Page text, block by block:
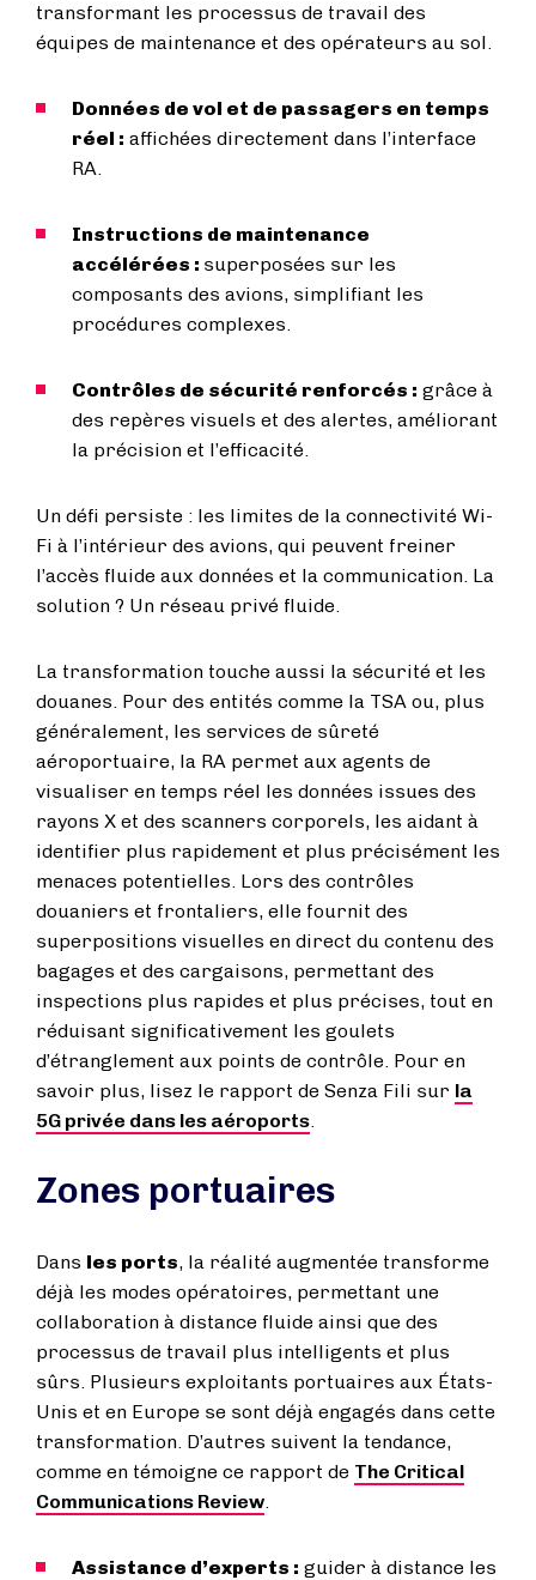
transformant les processus de travail des
équipes de maintenance et des opérateurs au sol.
Données de vol et de passagers en temps
réel : affichées directement dans l’interface
RA.
Instructions de maintenance
accélérées : superposées sur les
composants des avions, simplifiant les
procédures complexes.
Contrôles de sécurité renforcés : grâce à
des repères visuels et des alertes, améliorant
la précision et l’efficacité.
Un défi persiste : les limites de la connectivité Wi-
Fi à l’intérieur des avions, qui peuvent freiner
l’accès fluide aux données et la communication. La
solution ? Un réseau privé fluide.
La transformation touche aussi la sécurité et les
douanes. Pour des entités comme la TSA ou, plus
généralement, les services de sûreté
aéroportuaire, la RA permet aux agents de
visualiser en temps réel les données issues des
rayons X et des scanners corporels, les aidant à
identifier plus rapidement et plus précisément les
menaces potentielles. Lors des contrôles
douaniers et frontaliers, elle fournit des
superpositions visuelles en direct du contenu des
bagages et des cargaisons, permettant des
inspections plus rapides et plus précises, tout en
réduisant significativement les goulets
d’étranglement aux points de contrôle. Pour en
savoir plus, lisez le rapport de Senza Fili sur la
5G privée dans les aéroports.
Zones portuaires
Dans les ports, la réalité augmentée transforme
déjà les modes opératoires, permettant une
collaboration à distance fluide ainsi que des
processus de travail plus intelligents et plus
sûrs. Plusieurs exploitants portuaires aux États-
Unis et en Europe se sont déjà engagés dans cette
transformation. D’autres suivent la tendance,
comme en témoigne ce rapport de The Critical
Communications Review.
Assistance d’experts : guider à distance les